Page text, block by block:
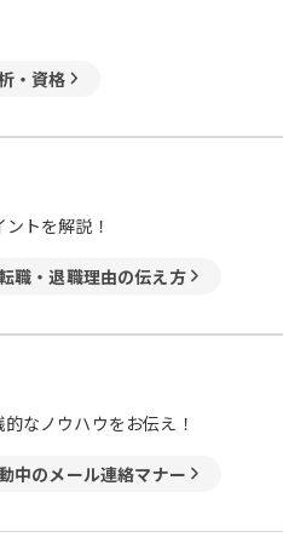
・資格
トを解説！
職・退職理由の伝え方
なノウハウをお伝え！
中のメール連絡マナー